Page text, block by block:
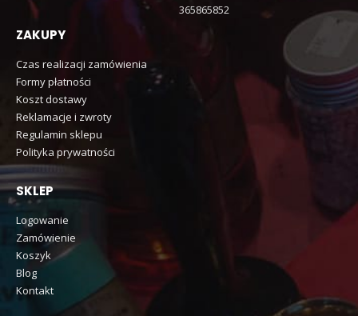
365865852
ZAKUPY
Czas realizacji zamówienia
Formy płatności
Koszt dostawy
Reklamacje i zwroty
Regulamin sklepu
Polityka prywatności
SKLEP
Logowanie
Zamówienie
Koszyk
Blog
Kontakt